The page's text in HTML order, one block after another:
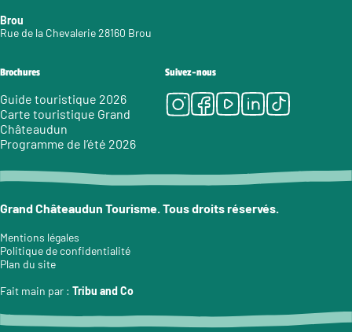
Brou
Rue de la Chevalerie 28160 Brou
Brochures
Guide touristique 2026
Carte touristique Grand
Châteaudun
Programme de l’été 2026
Suivez-nous
Instagram
Facebook
Youtube
LinkedIn
Tiktok
Grand Châteaudun Tourisme. Tous droits réservés.
Mentions légales
Politique de confidentialité
Plan du site
Fait main par : Tribu and Co